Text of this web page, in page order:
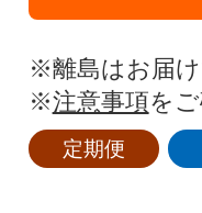
※離島はお届
※注意事項を
定期便